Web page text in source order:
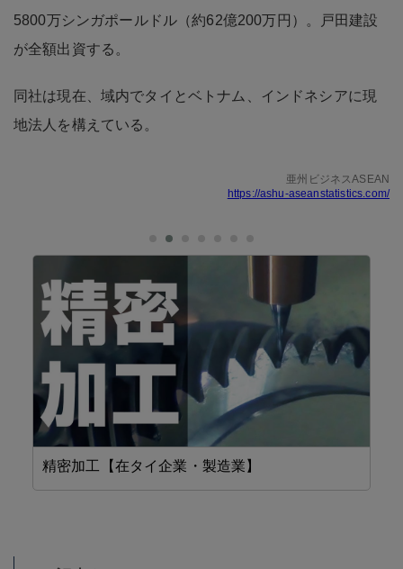
5800万シンガポールドル（約62億200万円）。戸田建設
が全額出資する。
同社は現在、域内でタイとベトナム、インドネシアに現
地法人を構えている。
亜州ビジネスASEAN
https://ashu-aseanstatistics.com/
精密加工【在タイ企業・製造業】